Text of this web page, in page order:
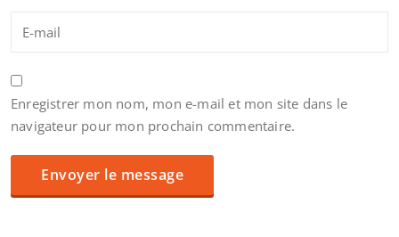
Enregistrer mon nom, mon e-mail et mon site dans le
navigateur pour mon prochain commentaire.